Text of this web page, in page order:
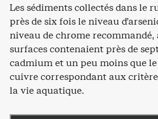
Les sédiments collectés dans le
près de six fois le niveau
niveau de chrome recommandé,
surfaces contenaient près de
cadmium et un peu moins que
cuivre correspondant aux
la vie aquatique.